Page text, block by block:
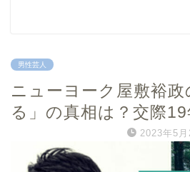
男性芸人
ニューヨーク屋敷裕
る」の真相は？交際19
2023年5月